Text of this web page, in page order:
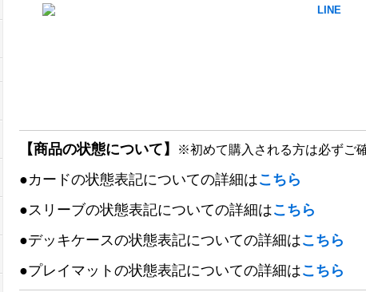
【商品の状態について】 ※初めて購入される方は必ずご
●カードの状態表記についての詳細はこちら
●スリーブの状態表記についての詳細はこちら
●デッキケースの状態表記についての詳細はこちら
●プレイマットの状態表記についての詳細はこちら